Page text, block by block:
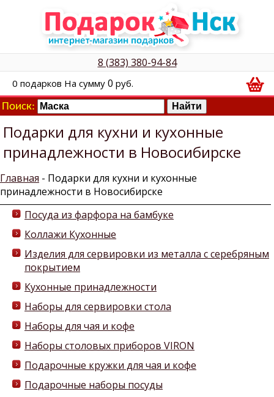
8 (383) 380-94-84
0 подарков На сумму 0 руб.
Поиск:
Подарки для кухни и кухонные
принадлежности в Новосибирске
Главная - Подарки для кухни и кухонные
принадлежности в Новосибирске
Посуда из фарфора на бамбуке
Коллажи Кухонные
Изделия для сервировки из металла с серебряным
покрытием
Кухонные принадлежности
Наборы для сервировки стола
Наборы для чая и кофе
Наборы столовых приборов VIRON
Подарочные кружки для чая и кофе
Подарочные наборы посуды